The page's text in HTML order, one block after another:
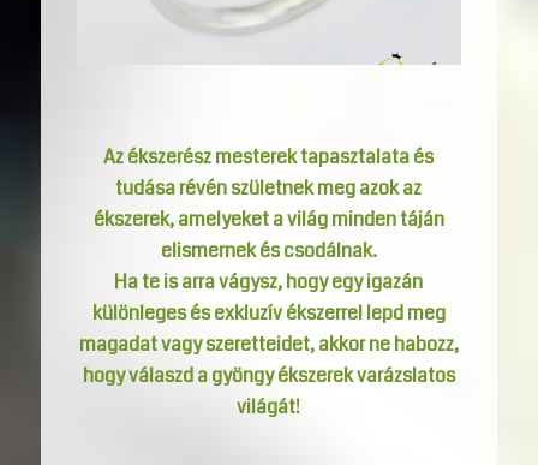
Az ékszerész mesterek tapasztalata és
tudása révén születnek meg azok az
ékszerek, amelyeket a világ minden táján
elismernek és csodálnak.
Ha te is arra vágysz, hogy egy igazán
különleges és exkluzív ékszerrel lepd meg
magadat vagy szeretteidet, akkor ne habozz,
hogy válaszd a gyöngy ékszerek varázslatos
világát!